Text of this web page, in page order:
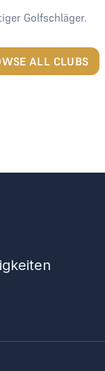
Golfschläger.
ALL CLUBS